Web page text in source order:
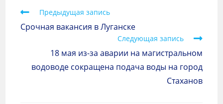
Предыдущая запись
Срочная вакансия в Луганске
Следующая запись
18 мая из-за аварии на магистральном
водоводе сокращена подача воды на город
Стаханов